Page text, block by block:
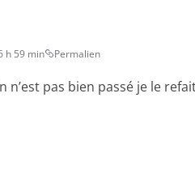
h 59 min Permalien
n’est pas bien passé je le